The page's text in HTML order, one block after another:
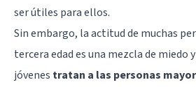
ser útiles para ellos.
Sin embargo, la actitud de muchas
tercera edad es una mezcla de miedo
jóvenes tratan a las personas